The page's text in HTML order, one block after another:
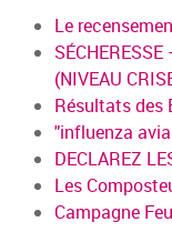
Le
(NIVEAU
Résultats des
"influenza
DECLAREZ
Les
Campagne Feu